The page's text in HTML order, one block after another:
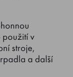
použití v
stroje,
a další